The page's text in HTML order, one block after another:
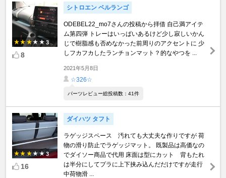
3
8
シトロエン ベルランゴ
ODEBEL22_mo7さんの投稿から拝借 自己満アイテ
ム第四弾 トレーはいっぱいあるけど少し寂しいかん
じで樹脂感も否めなかった前周りのアクセントに 少
しフカフカしたランチョンマット？的なやつを ...
2021年5月8日
☆326☆
パーツレビュー総投稿数：41件
3
16
ダイハツ タフト
ラゲッジスペース 汚れても大丈夫な作りですが 荷
物の滑り防止でラゲッジマット。 既製品は高価なの
でダイソー商品で代用 床面は型にカット 背もたれ
は半分にしてプラに上下挟み込んだだけですが走行
中荷物滑 ...